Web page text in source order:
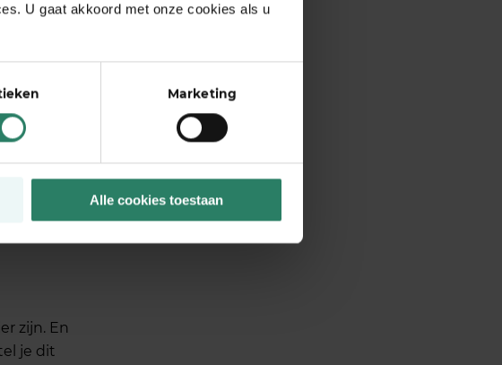
U gaat akkoord met onze cookies als u
Marketing
Alle cookies toestaan
in
tijd (voor
zijn. En
je dit